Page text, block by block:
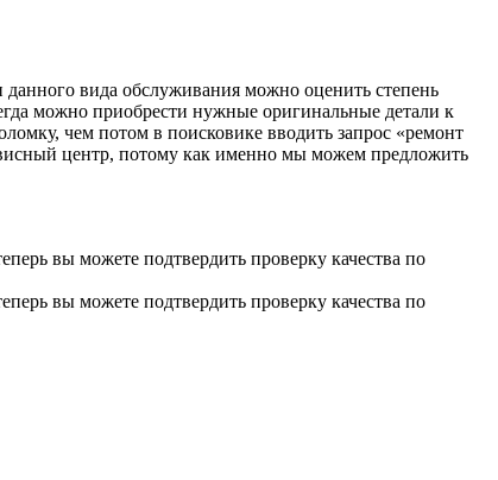
вида обслуживания можно оценить степень
можно приобрести нужные оригинальные детали к
чем потом в поисковике вводить запрос «ремонт
центр, потому как именно мы можем предложить
вы можете подтвердить проверку качества по
вы можете подтвердить проверку качества по